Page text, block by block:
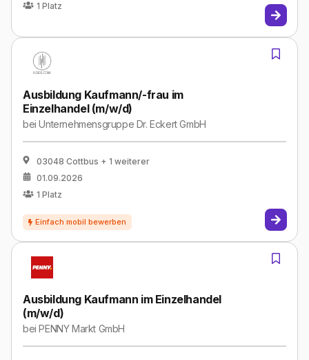
1 Platz
Ausbildung Kaufmann/-frau im
Einzelhandel (m/w/d)
beiUnternehmensgruppe Dr. Eckert GmbH
03048 Cottbus + 1 weiterer
01.09.2026
1 Platz
Ausbildung Kaufmann im Einzelhandel
(m/w/d)
beiPENNY Markt GmbH